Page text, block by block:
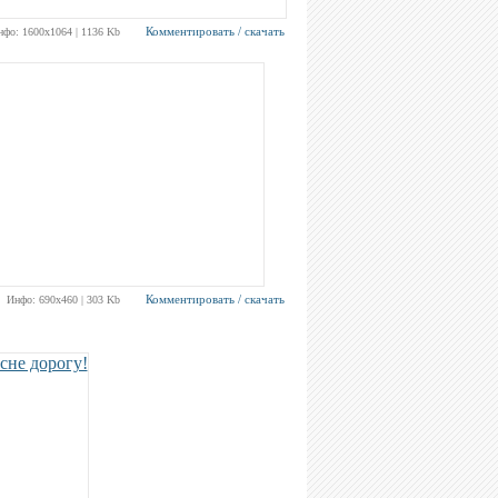
1600х1064 | 1136 Kb Комментировать / скачать
Инфо: 690х460 | 303 Kb Комментировать / скачать